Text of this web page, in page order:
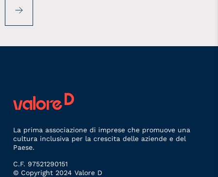
La prima associazione di imprese che promuove una
cultura inclusiva per la crescita delle aziende e del
Paese.
C.F. 97521290151
© Copyright 2024 Valore D